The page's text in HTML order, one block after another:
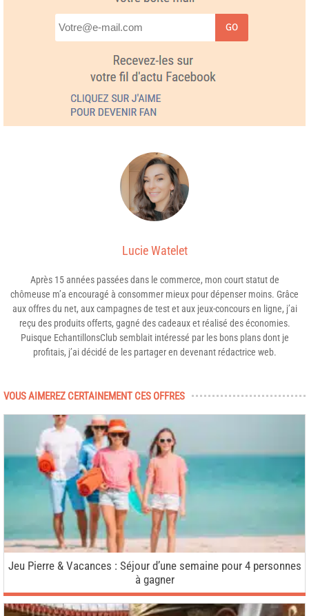
GO
Lucie Watelet
Après 15 années passées dans le commerce, mon court statut de
chômeuse m’a encouragé à consommer mieux pour dépenser moins. Grâce
aux offres du net, aux campagnes de test et aux jeux-concours en ligne, j’ai
reçu des produits offerts, gagné des cadeaux et réalisé des économies.
Puisque EchantillonsClub semblait intéressé par les bons plans dont je
profitais, j’ai décidé de les partager en devenant rédactrice web.
VOUS AIMEREZ CERTAINEMENT CES OFFRES
Jeu Pierre & Vacances : Séjour d’une semaine pour 4 personnes
à gagner